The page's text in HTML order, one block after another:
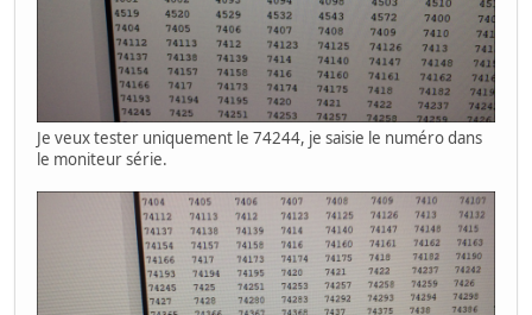
Je veux tester uniquement le 74244, je saisie le numéro dans
le moniteur série.